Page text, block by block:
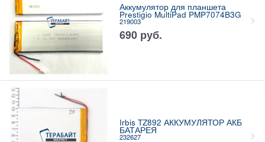
Аккумулятор для планшета
Prestigio MultiPad PMP7074B3G
219003
690 руб.
Irbis TZ892 АККУМУЛЯТОР АКБ
БАТАРЕЯ
232627